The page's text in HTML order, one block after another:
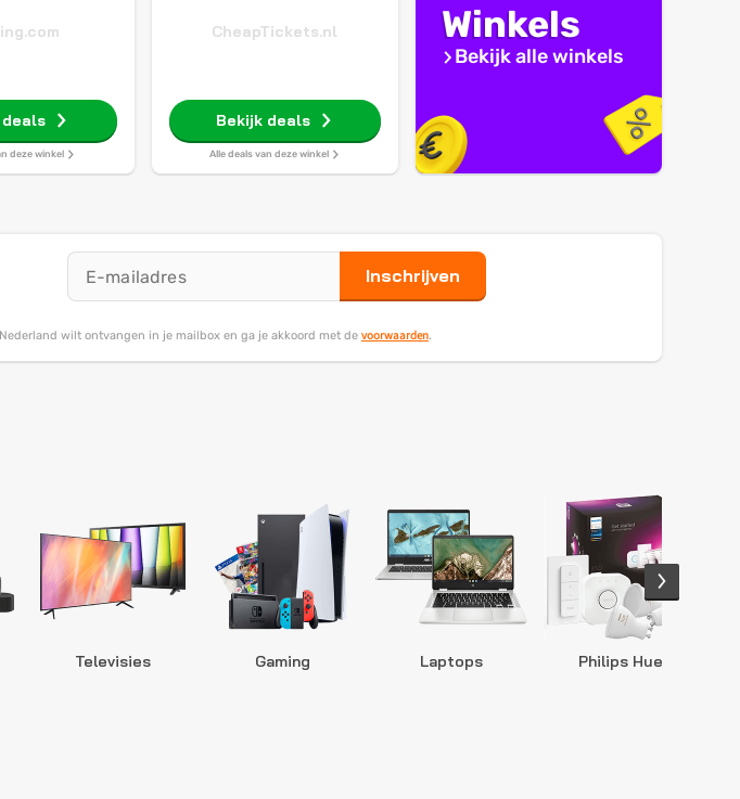
deze winkel
CheapTickets.nl
Bekijk deals
Alle deals van deze winkel
Winkels
Bekijk alle winkels
Inschrijven
wilt ontvangen in je mailbox en ga je akkoord met de voorwaarden.
Televisies Gaming Laptops Philips Hue